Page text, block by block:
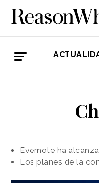
Evernote ha
Los planes de la